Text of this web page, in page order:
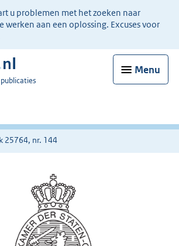
u problemen met het zoeken naar
werken aan een oplossing. Excuses voor
Menu
25764, nr. 144